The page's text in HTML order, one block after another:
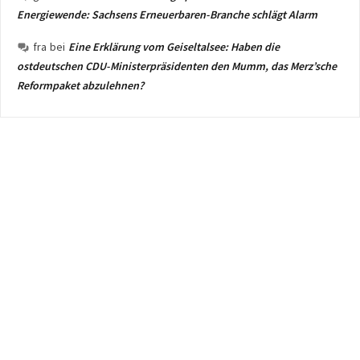
Energiewende: Sachsens Erneuerbaren-Branche schlägt Alarm
fra bei Eine Erklärung vom Geiseltalsee: Haben die
ostdeutschen CDU-Ministerpräsidenten den Mumm, das Merz’sche
Reformpaket abzulehnen?